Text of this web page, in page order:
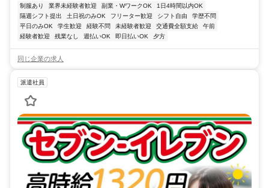
制服あり 業界未経験者歓迎 副業・WワークOK
1日4時間以内OK
隔週シフト提出
土日祝のみOK フリーター歓迎 シフト自由
学歴不問
平日のみOK
学生歓迎 経験不問 未経験者歓迎 交通費全額支給
午前
経験者歓迎
残業なし 週払いOK 即日払いOK 夕方
同じ企業の求人
派遣社員